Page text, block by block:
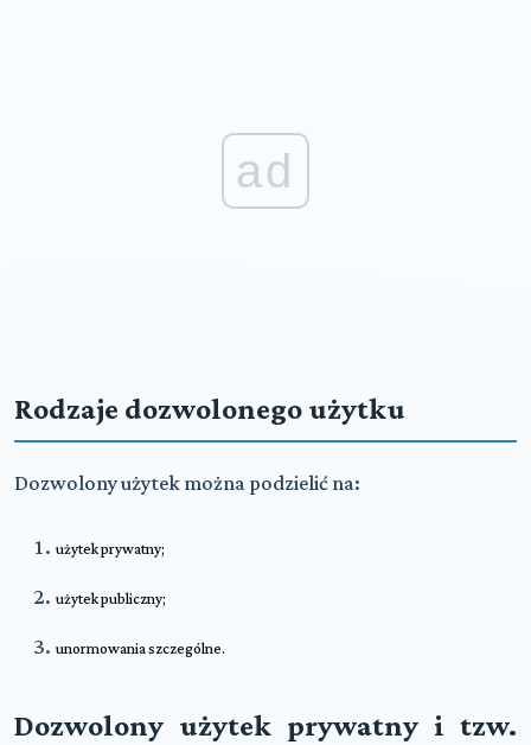
ad
Rodzaje dozwolonego użytku
Dozwolony użytek można podzielić na:
użytek prywatny;
użytek publiczny;
unormowania szczególne.
Dozwolony użytek prywatny i tzw.